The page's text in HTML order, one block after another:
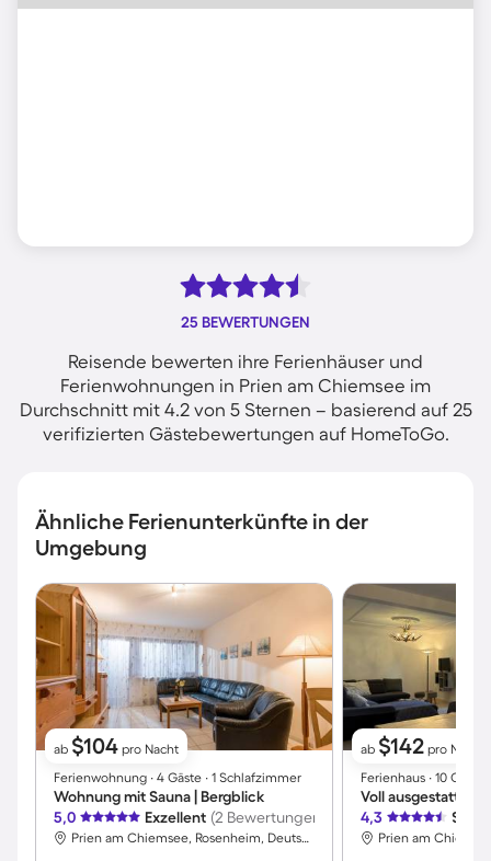
25 BEWERTUNGEN
Reisende bewerten ihre Ferienhäuser und
Ferienwohnungen in Prien am Chiemsee im
Durchschnitt mit 4.2 von 5 Sternen – basierend auf 25
verifizierten Gästebewertungen auf HomeToGo.
Ähnliche Ferienunterkünfte in der
Umgebung
ab $104 pro Nacht
Ferienwohnung ∙ 4 Gäste ∙ 1 Schlafzimmer
Wohnung mit Sauna | Bergblick
5,0
Exzellent (2 Bewertungen)
Prien am Chiemsee, Rosenheim, Deutschland
ab $142 pro Nacht
Ferienhaus ∙ 10
4,3 Sehr